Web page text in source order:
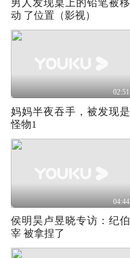
男人发现桌上的铅笔被移
动 了位置（影视）
02:51
妈妈半夜吞手，被发现是
怪物1
04:44
侯明昊卢昱晓专访：纪伯
宰 被拿捏了